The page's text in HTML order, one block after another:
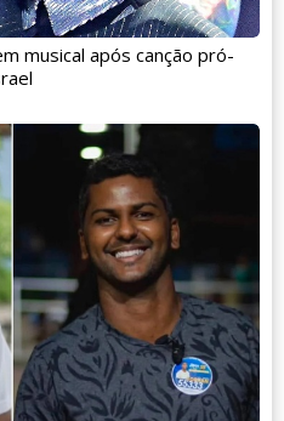
musical após canção pró-